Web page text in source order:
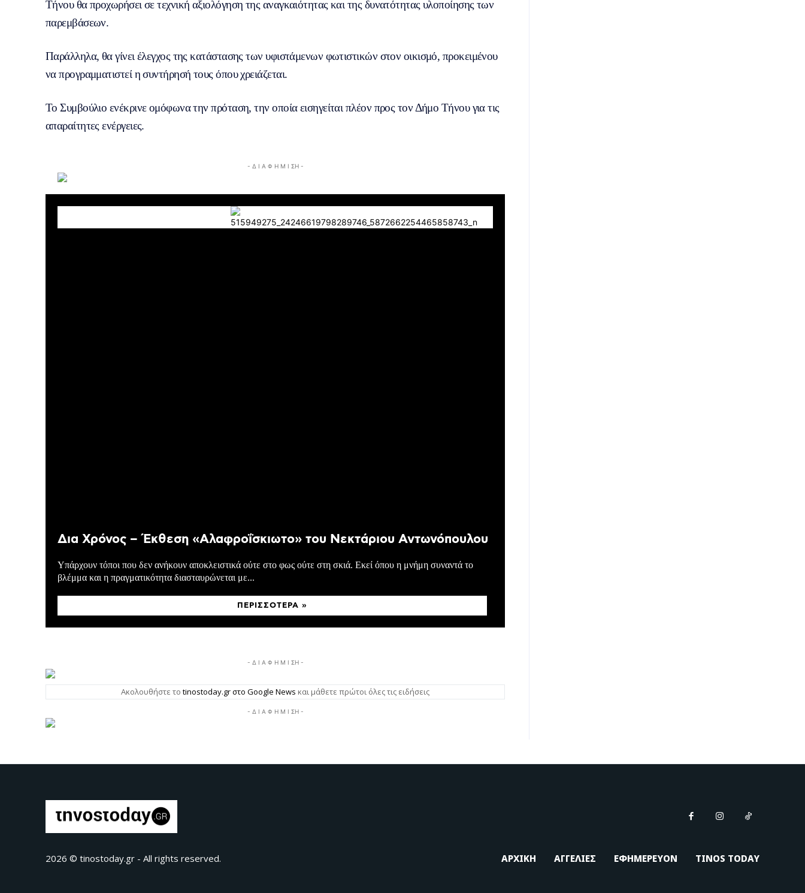
Τήνου θα προχωρήσει σε τεχνική αξιολόγηση της αναγκαιότητας και της δυνατότητας υλοποίησης των
παρεμβάσεων.
Παράλληλα, θα γίνει έλεγχος της κατάστασης των υφιστάμενων φωτιστικών στον οικισμό, προκειμένου
να προγραμματιστεί η συντήρησή τους όπου χρειάζεται.
Το Συμβούλιο ενέκρινε ομόφωνα την πρόταση, την οποία εισηγείται πλέον προς τον Δήμο Τήνου για τις
απαραίτητες ενέργειες.
- Δ Ι Α Φ Η Μ Ι ΣΗ -
Δια Χρόνος – Έκθεση «Αλαφροΐσκιωτο» του Νεκτάριου Αντωνόπουλου
Υπάρχουν τόποι που δεν ανήκουν αποκλειστικά ούτε στο φως ούτε στη σκιά. Εκεί όπου η μνήμη συναντά το
βλέμμα και η πραγματικότητα διασταυρώνεται με...
ΠΕΡΙΣΣΌΤΕΡΑ »
- Δ Ι Α Φ Η Μ Ι ΣΗ -
Ακολουθήστε το tinostoday.gr στο Google News και μάθετε πρώτοι όλες τις ειδήσεις
- Δ Ι Α Φ Η Μ Ι ΣΗ -
2026 © tinostoday.gr - All rights reserved. ΑΡΧΙΚΗ ΑΓΓΕΛΙΕΣ ΕΦΗΜΕΡΕΥΟΝ TINOS TODAY